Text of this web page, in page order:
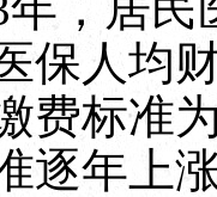
保人均
费标准
逐年上